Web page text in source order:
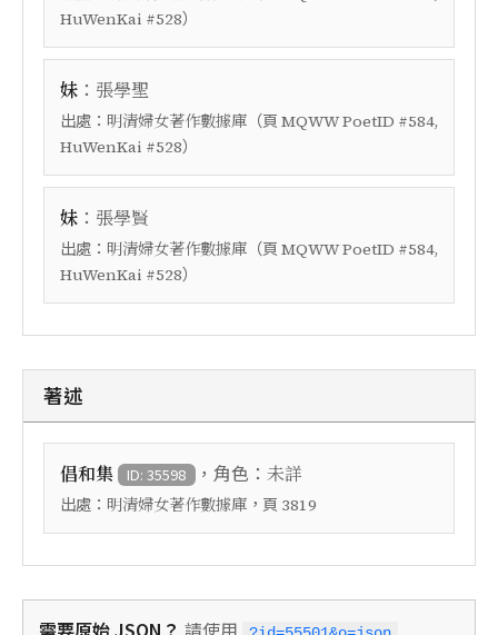
HuWenKai #528）
妹 ： 張學聖
出處： 明清婦女著作數據庫 （頁 MQWW PoetID #584,
HuWenKai #528）
妹 ： 張學賢
出處： 明清婦女著作數據庫 （頁 MQWW PoetID #584,
HuWenKai #528）
著述
倡和集 ID: 35598 ，角色： 未詳
出處： 明清婦女著作數據庫 ，頁 3819
需要原始 JSON？ 請使用